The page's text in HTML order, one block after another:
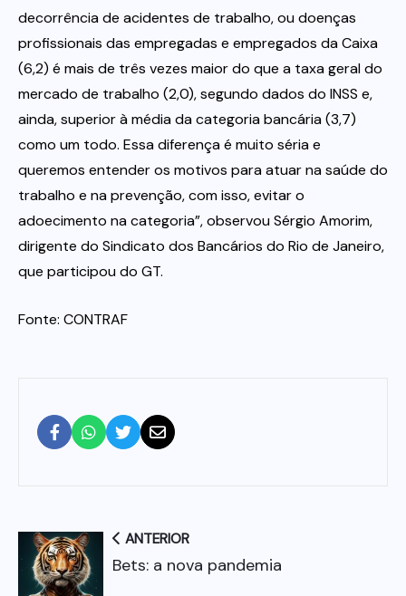
decorrência de acidentes de trabalho, ou doenças
profissionais das empregadas e empregados da Caixa
(6,2) é mais de três vezes maior do que a taxa geral do
mercado de trabalho (2,0), segundo dados do INSS e,
ainda, superior à média da categoria bancária (3,7)
como um todo. Essa diferença é muito séria e
queremos entender os motivos para atuar na saúde do
trabalho e na prevenção, com isso, evitar o
adoecimento na categoria”, observou Sérgio Amorim,
dirigente do Sindicato dos Bancários do Rio de Janeiro,
que participou do GT.
Fonte: CONTRAF
ANTERIOR
Bets: a nova pandemia